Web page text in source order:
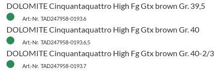
DOLOMITE Cinquantaquattro High Fg Gtx brown Gr. 39,5
Art.-Nr. TAD247958-0193.6
DOLOMITE Cinquantaquattro High Fg Gtx brown Gr. 40
Art.-Nr. TAD247958-0193.6,5
DOLOMITE Cinquantaquattro High Fg Gtx brown Gr. 40-2/3
Art.-Nr. TAD247958-0193.7